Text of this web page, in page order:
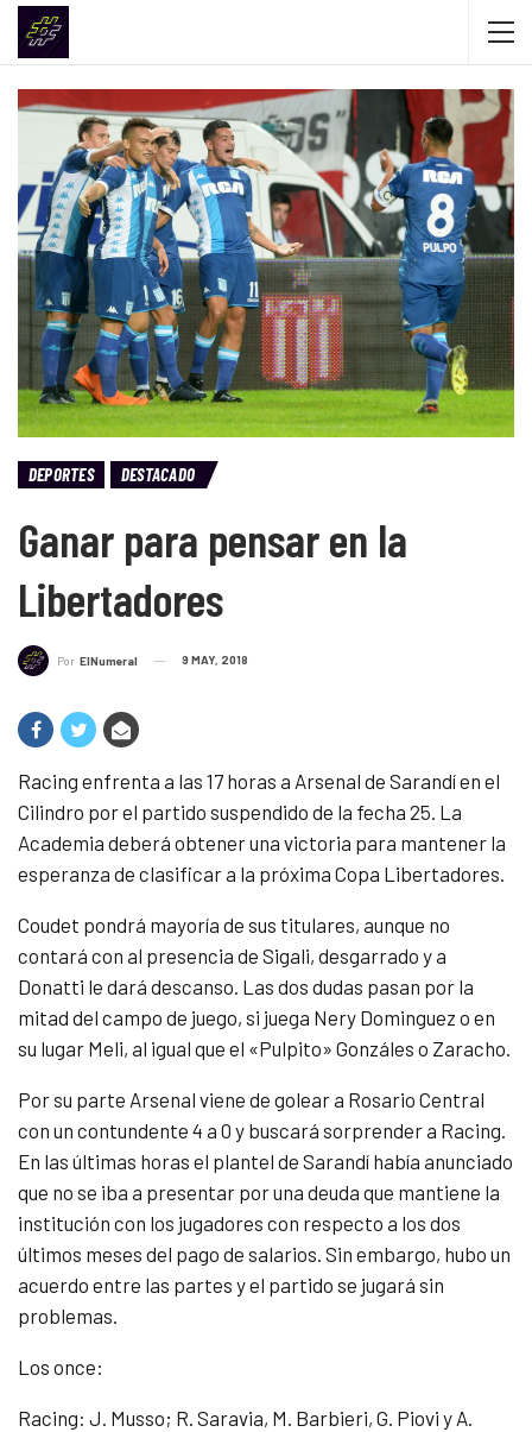
DEPORTES DESTACADO
Ganar para pensar en la
Libertadores
Por ElNumeral 9 MAY, 2018
Racing enfrenta a las 17 horas a Arsenal de Sarandí en el
Cilindro por el partido suspendido de la fecha 25. La
Academia deberá obtener una victoria para mantener la
esperanza de clasificar a la próxima Copa Libertadores.
Coudet pondrá mayoría de sus titulares, aunque no
contará con al presencia de Sigali, desgarrado y a
Donatti le dará descanso. Las dos dudas pasan por la
mitad del campo de juego, si juega Nery Dominguez o en
su lugar Meli, al igual que el «Pulpito» Gonzáles o Zaracho.
Por su parte Arsenal viene de golear a Rosario Central
con un contundente 4 a 0 y buscará sorprender a Racing.
En las últimas horas el plantel de Sarandí había anunciado
que no se iba a presentar por una deuda que mantiene la
institución con los jugadores con respecto a los dos
últimos meses del pago de salarios. Sin embargo, hubo un
acuerdo entre las partes y el partido se jugará sin
problemas.
Los once:
Racing: J. Musso; R. Saravia, M. Barbieri, G. Piovi y A.